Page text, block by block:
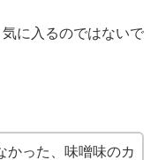
に入るのではないで
かった、味噌味のカ